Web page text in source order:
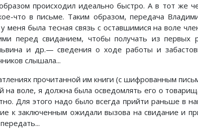
происходил идеально быстро. А в тот же
что в письме. Таким образом, передача
меня была тесная связь с оставшимися на воле
перед свиданием, чтобы получать из
и др.— сведения о ходе работы и
слышала...
прочитанной им книги (с шифрованным
на воле, я должна была осведомлять его о
Для этого надо было всегда прийти раньше в
к заключенным ожидали вызова на свидание и